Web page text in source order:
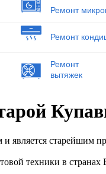
Ремонт
Ремонт
Ремонт
вытяжек
является старейшим
техники в